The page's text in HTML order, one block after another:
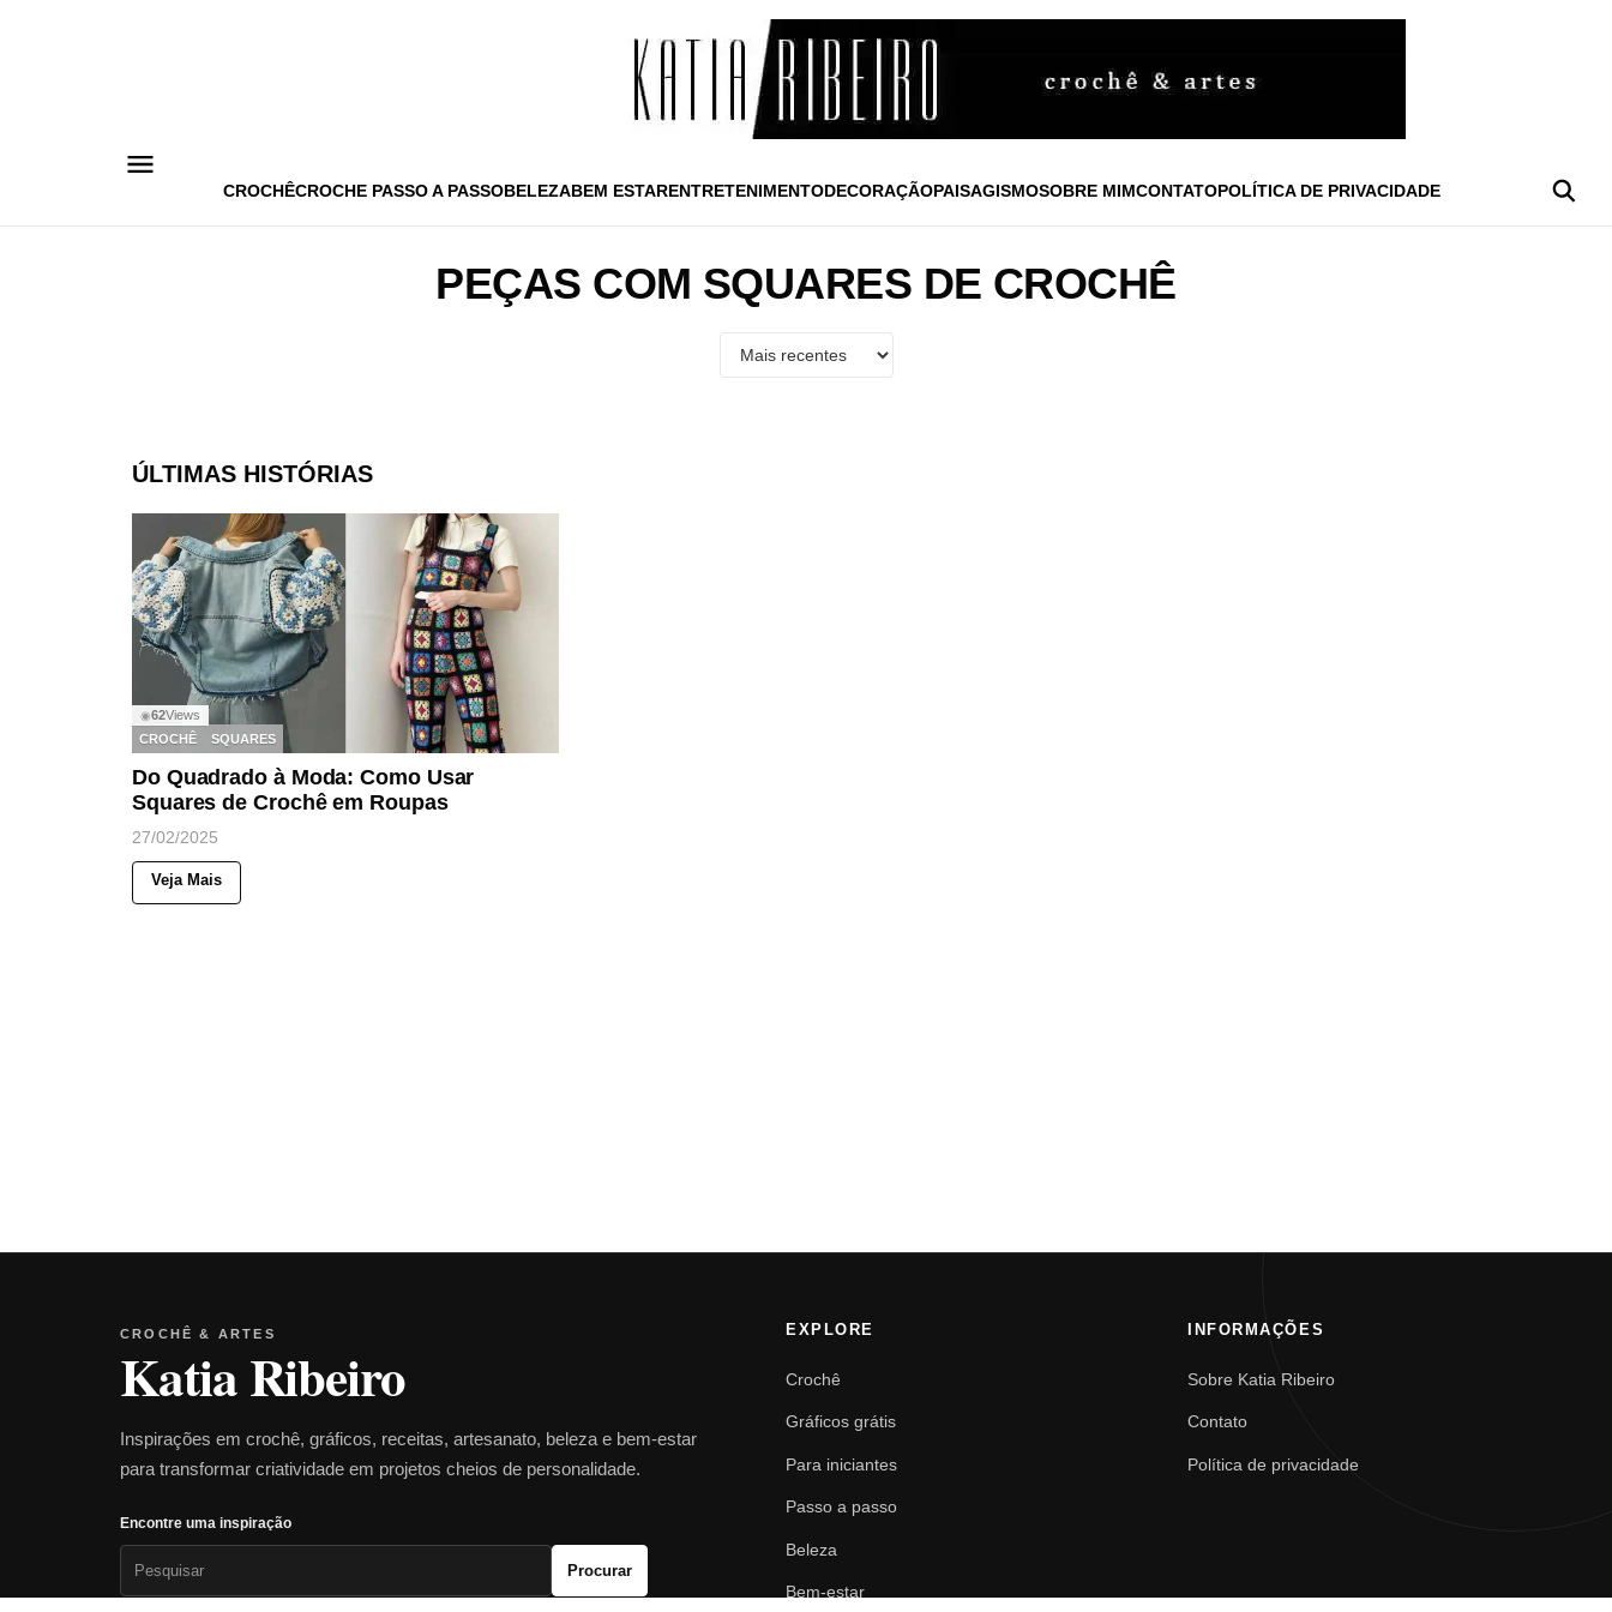
CROCHÊCROCHE PASSO A PASSOBELEZABEM ESTARENTRETENIMENTODECORAÇÃOPAISAGISMOSOBRE MIMCONTATOPOLÍTICA DE PRIVACIDADE
PEÇAS COM SQUARES DE CROCHÊ
ÚLTIMAS HISTÓRIAS
◉62Views
CROCHÊ
SQUARES
Do Quadrado à Moda: Como Usar
Squares de Crochê em Roupas
27/02/2025
Veja Mais
CROCHÊ & ARTES
Katia Ribeiro
Inspirações em crochê, gráficos, receitas, artesanato, beleza e bem-estar
para transformar criatividade em projetos cheios de personalidade.
Encontre uma inspiração
Procurar
EXPLORE
Crochê
Gráficos grátis
Para iniciantes
Passo a passo
Beleza
Bem-estar
INFORMAÇÕES
Sobre Katia Ribeiro
Contato
Política de privacidade